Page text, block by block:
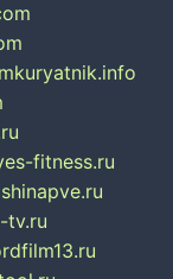
kuryatnik.info
fitness.ru
tv.ru